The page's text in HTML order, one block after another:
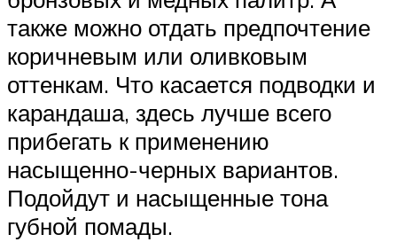
также можно отдать предпочтение
коричневым или оливковым
оттенкам. Что касается подводки и
карандаша, здесь лучше всего
прибегать к применению
насыщенно-черных вариантов.
Подойдут и насыщенные тона
губной помады.